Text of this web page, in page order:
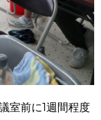
室前に1週間程度